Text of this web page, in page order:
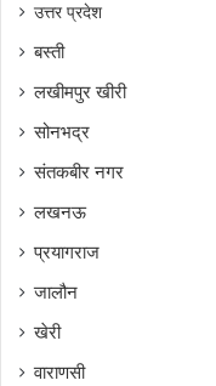
उत्तर प्रदेश
बस्ती
लखीमपुर खीरी
सोनभद्र
संतकबीर नगर
लखनऊ
प्रयागराज
जालौन
खेरी
वाराणसी